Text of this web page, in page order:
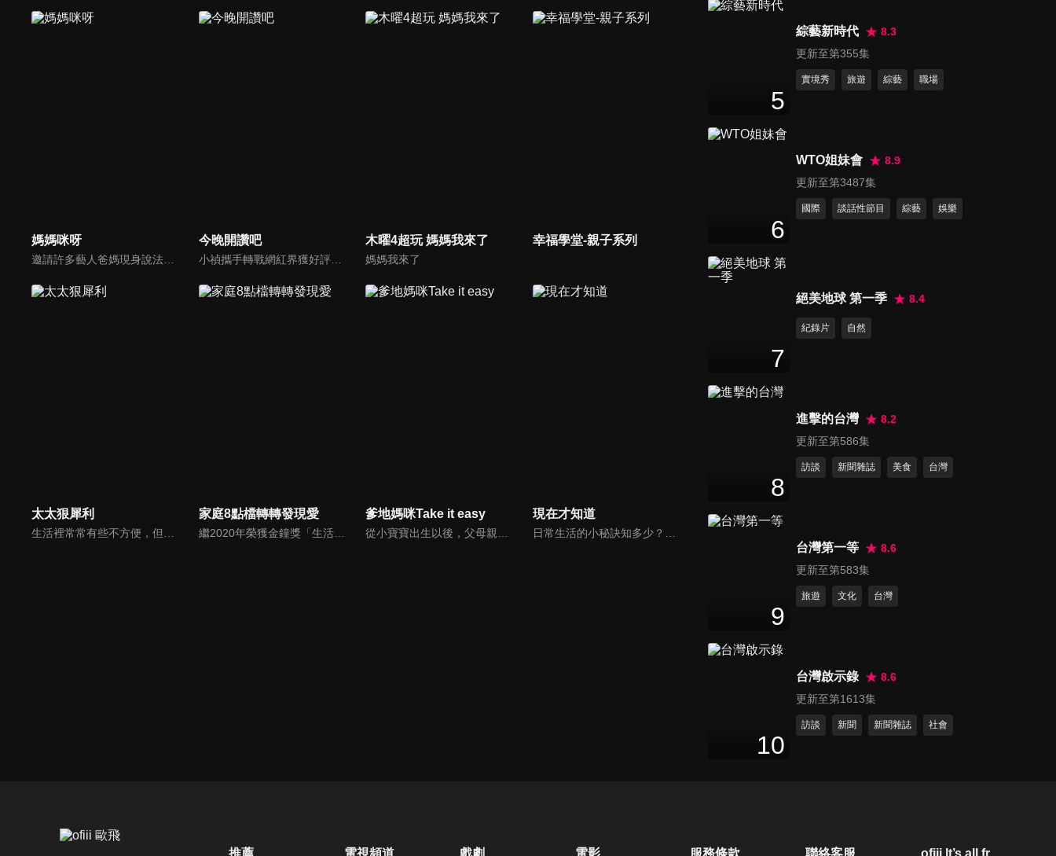
媽媽咪呀 今晚開讚吧
小禎攜手轉戰網紅界獲好評的羅時豐主持綜藝節目《今晚開讚吧》，節目嘗試創新互動式節目，帶動討論時事及創新的議題，打破傳統的談話模式，進而更貼近網路群眾。
木曜4超玩 媽媽我來了
媽媽我來了
幸福學堂-親子系列
太太狠犀利
生活裡常常有些不方便，但其實只要有一些小創意，就會讓生活變得更有趣，就讓美食達人焦志方與生活玩家巴鈺帶領專家們，告訴大家最即時、最便利、最實用的解決之道！
家庭8點檔轉轉發現愛
繼2020年榮獲金鐘獎「生活風格節目主持人獎」，2021年再度入圍，從真理出發的家庭談話性節目，針對現代婚姻家庭議題讓您輕鬆掌握關注方向。
爹地媽咪Take it easy
從小寶寶出生以後，父母親就該使承受各種各樣的壓力。小寶寶的健康，教育費的負擔，乃至於社會跟親友的期許，都讓父母整日擔憂。本集節目還邀請台北醫院大學附設醫院的臨床心理師黃意霖，提供紓解壓力的方法。
現在才知道
日常生活的小秘訣知多少？由理財專家賴憲政、美麗人妻季芹，用貼近民心的實際案例、最新時事的話題來分析研討，讓你了解生活中的理財消費、民生、旅遊等問題。
第74集 現代婦女壓力大~面對
憂鬱別猶豫！
媽寶兒！
第76集 天使空調魔鬼電價！夏
第77集 鬼月禁忌多！地方媽媽
47
第79集 開箱媽媽的家！無預警
居家環境突擊檢查！
前部署不能等！
47
第82集 前輩的智慧！伯母嬸婆
的生活清潔小撇步
分鐘
5
綜藝新時代
8.3
更新至第355集
實境秀 旅遊 綜藝 職場
6
WTO姐妹會
8.9
更新至第3487集
國際 談話性節目 綜藝 娛樂
7
絕美地球 第一季 8.4
紀錄片 自然
8
進擊的台灣
8.2
更新至第586集
訪談 新聞雜誌 美食 台灣
9
台灣第一等
8.6
更新至第583集
旅遊 文化 台灣
10
台灣啟示錄
8.6
更新至第1613集
訪談 新聞 新聞雜誌 社會
推薦 電視頻道 戲劇 電影 服務條款 聯絡客服